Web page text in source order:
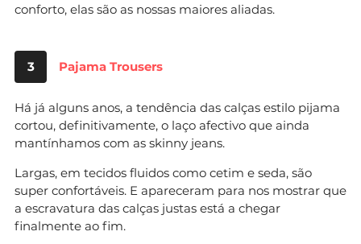
conforto, elas são as nossas maiores aliadas.
3 Pajama Trousers
Há já alguns anos, a tendência das calças estilo pijama
cortou, definitivamente, o laço afectivo que ainda
mantínhamos com as skinny jeans.
Largas, em tecidos fluidos como cetim e seda, são
super confortáveis. E apareceram para nos mostrar que
a escravatura das calças justas está a chegar
finalmente ao fim.